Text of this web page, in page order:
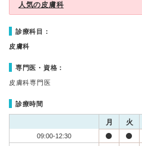
人気の皮膚科
診療科目：
皮膚科
専門医・資格：
皮膚科専門医
診療時間
月 火
09:00-12:30